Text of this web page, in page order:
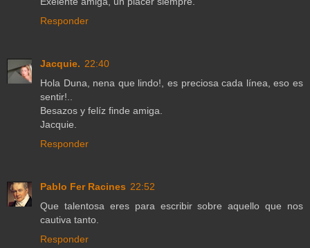
Responder
Jacquie. 22:40
Hola Duna, nena que lindo!, es preciosa cada línea, eso es
sentir!..
Besazos y felíz finde amiga.
Jacquie.
Responder
Pablo Fer Racines 22:52
Que talentosa eres para escribir sobre aquello que nos
cautiva tanto.
Responder